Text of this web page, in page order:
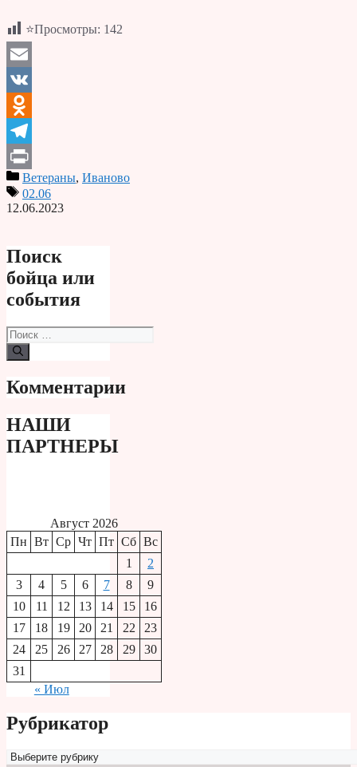
⭐Просмотры: 142
Email
VK
Odnoklassniki
Telegram
PrintВетераны, Иваново
02.06
12.06.2023
Поиск
бойца или
события
Поиск:
Комментарии
НАШИ
ПАРТНЕРЫ
Август 2026
Пн Вт Ср Чт Пт Сб Вс
1
2
3
4 5 6 7 8
9
10
11 12 13 14 15
16
17
18 19 20 21 22
23
24
25 26 27 28 29
30
31
« Июл
Рубрикатор
Рубрикатор